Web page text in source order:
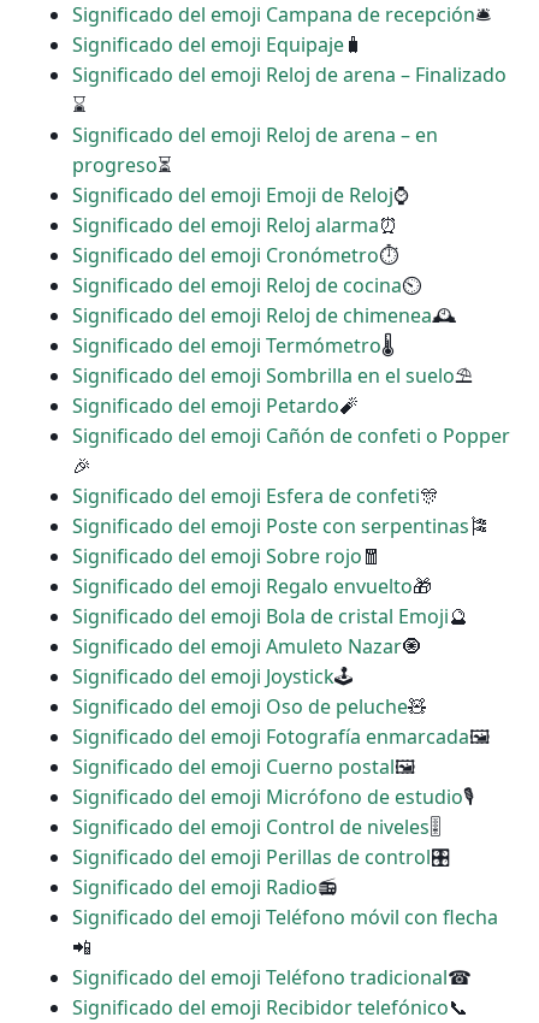
Significado del emoji Campana de recepción🛎
Significado del emoji Equipaje🧳
Significado del emoji Reloj de arena – Finalizado
⌛
Significado del emoji Reloj de arena – en
progreso⏳
Significado del emoji Emoji de Reloj⌚
Significado del emoji Reloj alarma⏰
Significado del emoji Cronómetro⏱
Significado del emoji Reloj de cocina⏲
Significado del emoji Reloj de chimenea🕰
Significado del emoji Termómetro🌡
Significado del emoji Sombrilla en el suelo⛱
Significado del emoji Petardo🧨
Significado del emoji Cañón de confeti o Popper
🎉
Significado del emoji Esfera de confeti🎊
Significado del emoji Poste con serpentinas🎏
Significado del emoji Sobre rojo🧧
Significado del emoji Regalo envuelto🎁
Significado del emoji Bola de cristal Emoji🔮
Significado del emoji Amuleto Nazar🧿
Significado del emoji Joystick🕹
Significado del emoji Oso de peluche🧸
Significado del emoji Fotografía enmarcada🖼
Significado del emoji Cuerno postal🖼
Significado del emoji Micrófono de estudio🎙
Significado del emoji Control de niveles🎚
Significado del emoji Perillas de control🎛
Significado del emoji Radio📻
Significado del emoji Teléfono móvil con flecha
📲
Significado del emoji Teléfono tradicional☎
Significado del emoji Recibidor telefónico📞